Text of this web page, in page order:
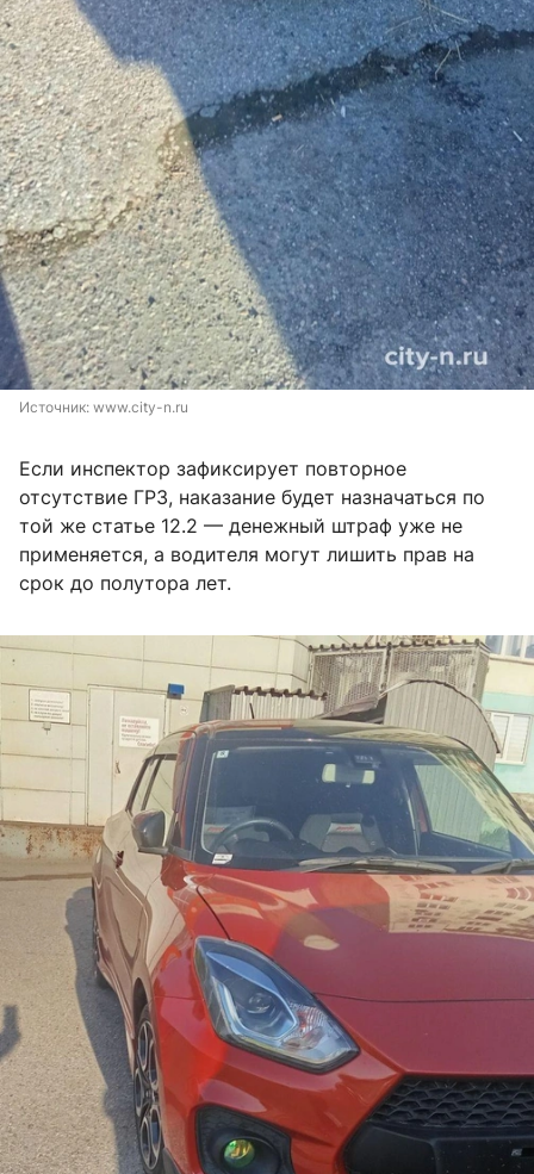
Источник: www.city-n.ru
Если инспектор зафиксирует повторное
отсутствие ГРЗ, наказание будет назначаться по
той же статье 12.2 — денежный штраф уже не
применяется, а водителя могут лишить прав на
срок до полутора лет.